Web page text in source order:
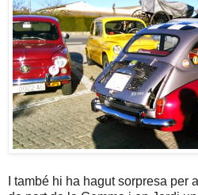
I també hi ha hagut sorpresa per al